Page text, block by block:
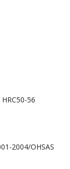
56
2004/OHSAS